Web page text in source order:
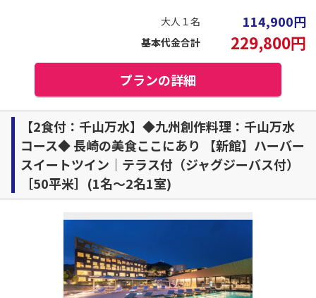
大人１名 114,900円
基本代金合計 229,800円
プランの詳細
【2食付：千山万水】◆九州創作料理：千山万水
コース◆ 長崎の美食ここにあり 【新館】ハーバー
スイートツイン｜テラス付（ジャグジーバス付）
［50平米］(1名～2名1室)